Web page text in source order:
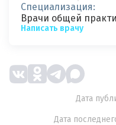
Специализация:
Врачи общей
Написать врачу
Дата
Дата